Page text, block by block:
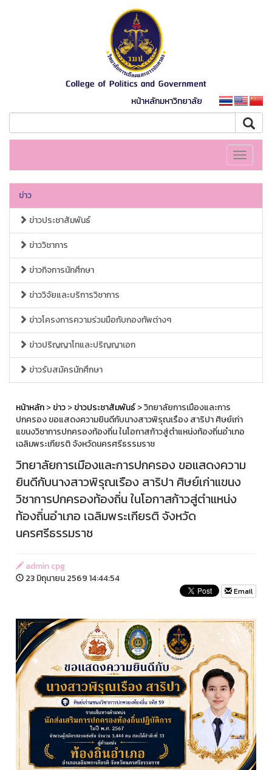
หน้าหลักมหาวิทยาลัย
Toggle
ข่าว
ข่าวประชาสัมพันธ์
ข่าววิชาการ
ข่าวกิจการนักศึกษา
ข่าววิจัยและบริการวิชาการ
ข่าวโครงการความร่วมมือกับกองทัพต่างๆ
ข่าวปริญญาโทและปริญญาเอก
ข่าวรับสมัครนักศึกษา
หน้าหลัก>ข่าว>ข่าวประชาสัมพันธ์> วิทยาลัยการเมืองและการ
ปกครอง ขอแสดงความยินดีกับนางสาวพิรุณเรือง สาริปา ศิษย์เก่า
แขนงวิชาการปกครองท้องถิ่น ในโอกาสก้าวสู่ตำแหน่งท้องถิ่นอำเภอ
เฉลิมพระเกียรติ จังหวัดนครศรีธรรมราช
วิทยาลัยการเมืองและการปกครอง ขอแสดงความ
ยินดีกับนางสาวพิรุณเรือง สาริปา ศิษย์เก่าแขนง
วิชาการปกครองท้องถิ่น ในโอกาสก้าวสู่ตำแหน่ง
ท้องถิ่นอำเภอ เฉลิมพระเกียรติ จังหวัด
นครศรีธรรมราช
admin cpg
23 มิถุนายน 2569 14:44:54
Email